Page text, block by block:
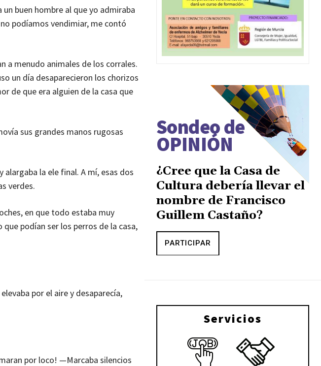
buen hombre al que yo admiraba
podíamos vendimiar, me contó
a menudo animales de los corrales.
un día desaparecieron los chorizos
de que era alguien de la casa que
sus grandes manos rugosas
la ele final. A mí, esas dos
verdes.
en que todo estaba muy
podían ser los perros de la casa,
por el aire y desaparecía,
por loco! —Marcaba silencios
Sondeo de
OPINIÓN
¿Cree que la Casa de
Cultura debería llevar el
nombre de Francisco
Guillem Castaño?
PARTICIPAR
Servicios